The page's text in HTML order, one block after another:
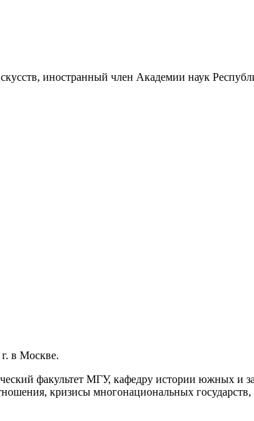
иностранный член Академии наук
в Москве.
факультет МГУ, кафедру истории южных и
кризисы многонациональных